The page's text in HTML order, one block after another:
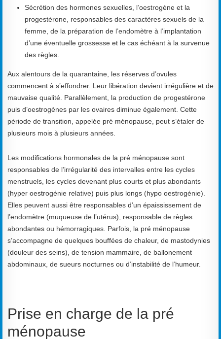
Sécrétion des hormones sexuelles, l’oestrogène et la
progestérone, responsables des caractères sexuels de la
femme, de la préparation de l’endomètre à l’implantation
d’une éventuelle grossesse et le cas échéant à la survenue
des règles.
Aux alentours de la quarantaine, les réserves d’ovules
commencent à s’effondrer. Leur libération devient irrégulière et de
mauvaise qualité. Parallèlement, la production de progestérone
puis d’oestrogènes par les ovaires diminue également. Cette
période de transition, appelée pré ménopause, peut s’étaler de
plusieurs mois à plusieurs années.
Les modifications hormonales de la pré ménopause sont
responsables de l’irrégularité des intervalles entre les cycles
menstruels, les cycles devenant plus courts et plus abondants
(hyper oestrogénie relative) puis plus longs (hypo oestrogénie).
Elles peuvent aussi être responsables d’un épaississement de
l’endomètre (muqueuse de l’utérus), responsable de règles
abondantes ou hémorragiques. Parfois, la pré ménopause
s’accompagne de quelques bouffées de chaleur, de mastodynies
(douleur des seins), de tension mammaire, de ballonement
abdominaux, de sueurs nocturnes ou d’instabilité de l’humeur.
Prise en charge de la pré
ménopause